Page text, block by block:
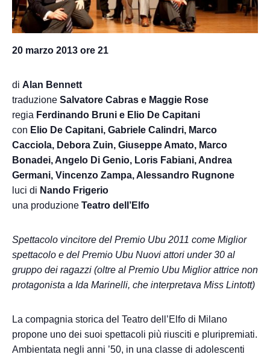
20 marzo 2013 ore 21
di Alan Bennett
traduzione Salvatore Cabras e Maggie Rose
regia Ferdinando Bruni e Elio De Capitani
con Elio De Capitani, Gabriele Calindri, Marco
Cacciola, Debora Zuin, Giuseppe Amato, Marco
Bonadei, Angelo Di Genio, Loris Fabiani, Andrea
Germani, Vincenzo Zampa, Alessandro Rugnone
luci di Nando Frigerio
una produzione Teatro dell’Elfo
Spettacolo vincitore del Premio Ubu 2011 come Miglior
spettacolo e del Premio Ubu Nuovi attori under 30 al
gruppo dei ragazzi (oltre al Premio Ubu Miglior attrice non
protagonista a Ida Marinelli, che interpretava Miss Lintott)
La compagnia storica del Teatro dell’Elfo di Milano
propone uno dei suoi spettacoli più riusciti e pluripremiati.
Ambientata negli anni ’50, in una classe di adolescenti